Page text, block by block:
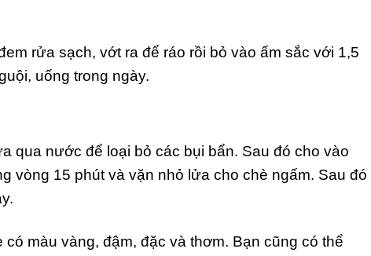
rửa sạch, vớt ra để ráo rồi bỏ vào ấm sắc với 1,5
uống trong ngày.
qua nước để loại bỏ các bụi bẩn. Sau đó cho vào
vòng 15 phút và vặn nhỏ lửa cho chè ngấm. Sau đó
màu vàng, đậm, đặc và thơm. Bạn cũng có thể